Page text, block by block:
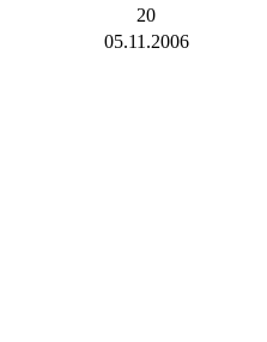
20
05.11.2006